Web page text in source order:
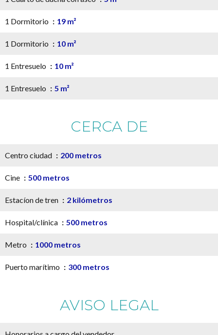
1 Dormitorio 19 m²
1 Dormitorio 10 m²
1 Entresuelo 10 m²
1 Entresuelo 5 m²
CERCA DE
Centro ciudad 200 metros
Cine 500 metros
Estacíon de tren 2 kilómetros
Hospital/clínica 500 metros
Metro 1000 metros
Puerto marítimo 300 metros
AVISO LEGAL